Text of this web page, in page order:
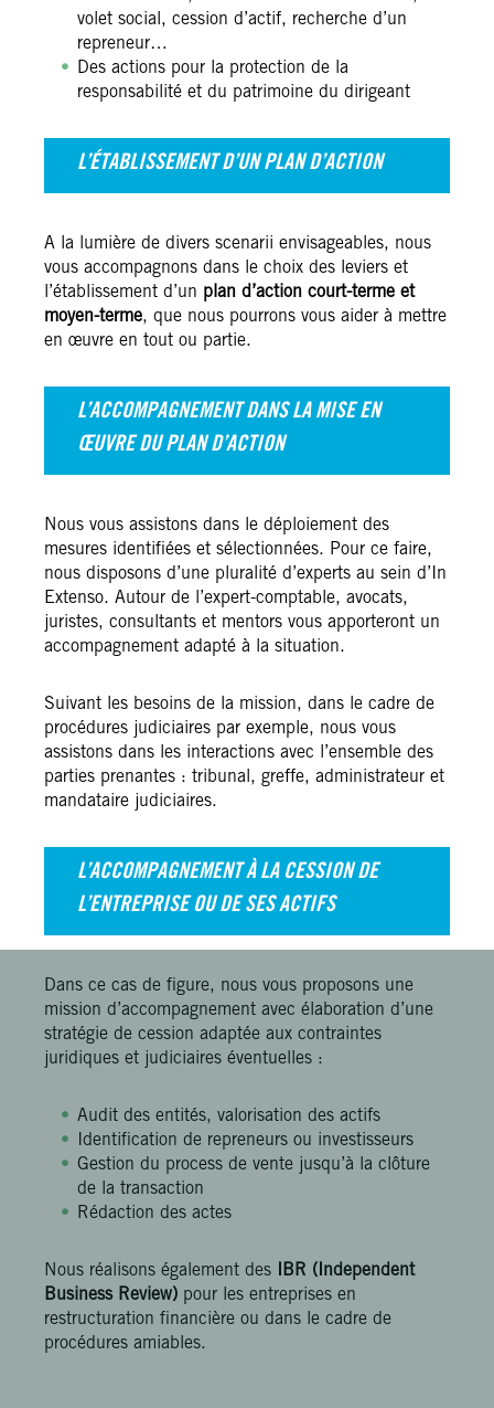
volet social, cession d’actif, recherche d’un
repreneur…
Des actions pour la protection de la
responsabilité et du patrimoine du dirigeant
L’ÉTABLISSEMENT D’UN PLAN D’ACTION
A la lumière de divers scenarii envisageables, nous
vous accompagnons dans le choix des leviers et
l’établissement d’un plan d’action court-terme et
moyen-terme, que nous pourrons vous aider à mettre
en œuvre en tout ou partie.
L’ACCOMPAGNEMENT DANS LA MISE EN
ŒUVRE DU PLAN D’ACTION
Nous vous assistons dans le déploiement des
mesures identifiées et sélectionnées. Pour ce faire,
nous disposons d’une pluralité d’experts au sein d’In
Extenso. Autour de l’expert-comptable, avocats,
juristes, consultants et mentors vous apporteront un
accompagnement adapté à la situation.
Suivant les besoins de la mission, dans le cadre de
procédures judiciaires par exemple, nous vous
assistons dans les interactions avec l’ensemble des
parties prenantes : tribunal, greffe, administrateur et
mandataire judiciaires.
L’ACCOMPAGNEMENT À LA CESSION DE
L’ENTREPRISE OU DE SES ACTIFS
Dans ce cas de figure, nous vous proposons une
mission d’accompagnement avec élaboration d’une
stratégie de cession adaptée aux contraintes
juridiques et judiciaires éventuelles :
Audit des entités, valorisation des actifs
Identification de repreneurs ou investisseurs
Gestion du process de vente jusqu’à la clôture
de la transaction
Rédaction des actes
Nous réalisons également des IBR (Independent
Business Review) pour les entreprises en
restructuration financière ou dans le cadre de
procédures amiables.